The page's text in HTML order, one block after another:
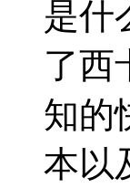
是什
了西
知的
本以